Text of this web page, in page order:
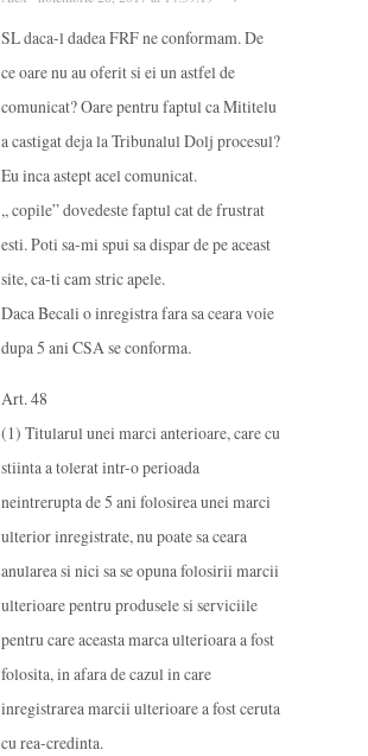
SL daca-l dadea FRF ne conformam. De
ce oare nu au oferit si ei un astfel de
comunicat? Oare pentru faptul ca Mititelu
a castigat deja la Tribunalul Dolj procesul?
Eu inca astept acel comunicat.
,, copile” dovedeste faptul cat de frustrat
esti. Poti sa-mi spui sa dispar de pe aceast
site, ca-ti cam stric apele.
Daca Becali o inregistra fara sa ceara voie
dupa 5 ani CSA se conforma.
Art. 48
(1) Titularul unei marci anterioare, care cu
stiinta a tolerat intr-o perioada
neintrerupta de 5 ani folosirea unei marci
ulterior inregistrate, nu poate sa ceara
anularea si nici sa se opuna folosirii marcii
ulterioare pentru produsele si serviciile
pentru care aceasta marca ulterioara a fost
folosita, in afara de cazul in care
inregistrarea marcii ulterioare a fost ceruta
cu rea-credinta.